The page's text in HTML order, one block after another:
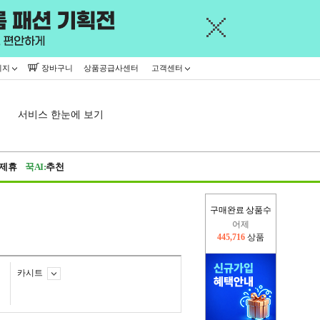
지 장바구니 상품공급사센터 고객센터
서비스 한눈에 보기
휴 꾹AI:추천
구매완료 상품수
어제
445,716상품
오늘(현재)
111,964
상품
카시트